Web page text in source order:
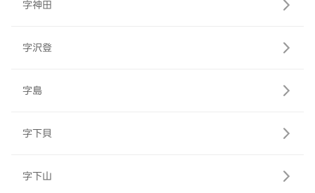
字神田
字沢登
字島
字下貝
字下山